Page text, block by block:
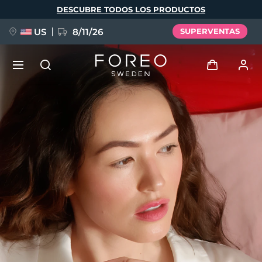
DESCUBRE TODOS LOS PRODUCTOS
US 8/11/26 SUPERVENTAS
Iniciar sesión
Perfil de usuario
Mis dispositivos
Mis pedidos
Mis direcciones
Mis suscripciones
FAQ™ Pure Beauty-Tech Elixir
BREAKING NEWS
issa™ Teeth Whitening Set
Idioma
English Deutsch
Español
Français
Português
Polski
Svenska
Русский
Türkçe
简体中文 繁體中文